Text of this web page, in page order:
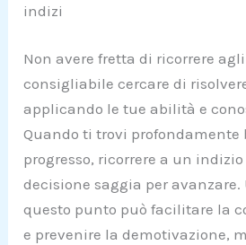
indizi
Non avere fretta di ricorrere
consigliabile cercare di
applicando le tue abilità e
Quando ti trovi profondamente
progresso, ricorrere a un
decisione saggia per
questo punto può facilitare la
e prevenire la demotivazione,